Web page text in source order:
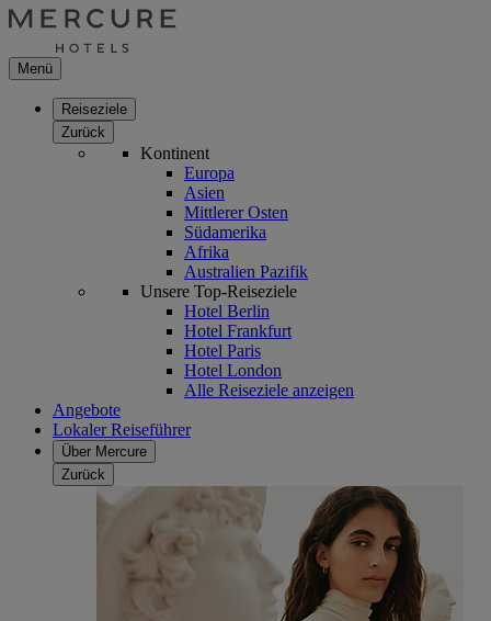
Menü
Reiseziele
Zurück
Kontinent
Europa
Asien
Mittlerer Osten
Südamerika
Afrika
Australien Pazifik
Unsere Top-Reiseziele
Hotel Berlin
Hotel Frankfurt
Hotel Paris
Hotel London
Alle Reiseziele anzeigen
Angebote
Lokaler Reiseführer
Über Mercure
Zurück